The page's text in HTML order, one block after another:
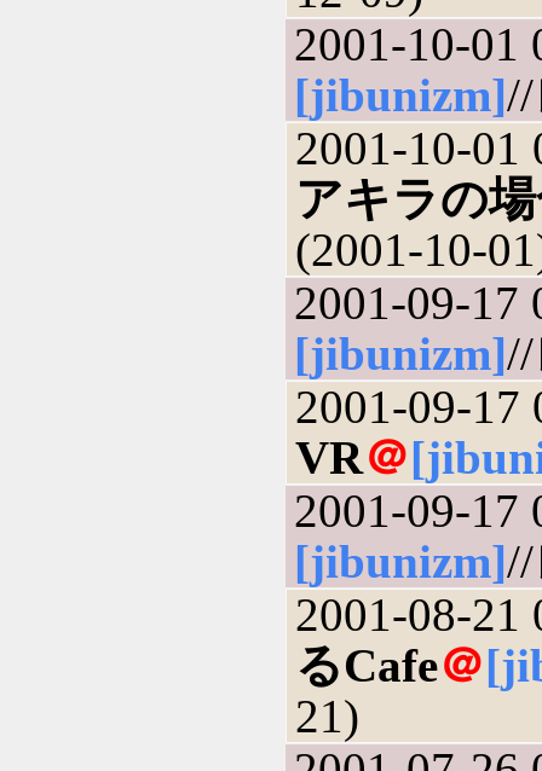
2001-10-01
[jibunizm]
2001-10-01
アキラの
(2001-10-
2001-09-17
[jibunizm]
2001-09-17
VR＠
2001-09-17
[jibunizm]
2001-08-21
るCafe＠
21)